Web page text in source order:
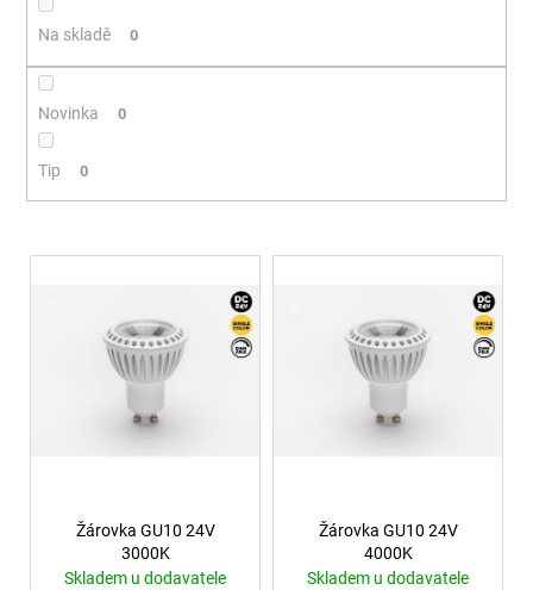
Na skladě 0
Novinka 0
Tip 0
Výpis produktů
Žárovka GU10 24V
3000K
Skladem u dodavatele
Žárovka GU10 24V
4000K
Skladem u dodavatele
LED2
LIGHTING
386
Kč